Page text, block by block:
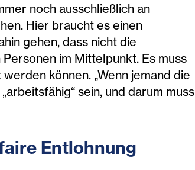
noch ausschließlich an
Hier braucht es einen
gehen, dass nicht die
im Mittelpunkt. Es muss
können. „Wenn jemand die
sein, und darum muss
Entlohnung